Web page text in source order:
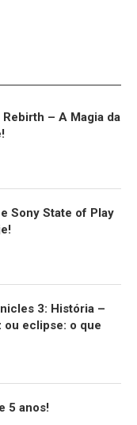
Rebirth – A Magia da
Sony State of Play
3: História –
ou eclipse: o que
5 anos!